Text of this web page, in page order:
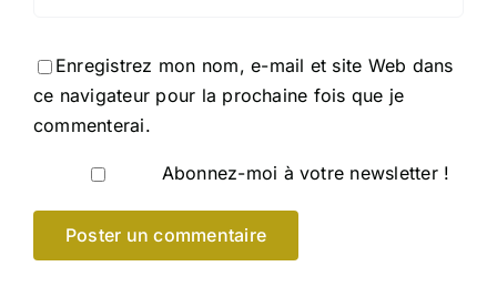
Enregistrez mon nom, e-mail et site Web dans
ce navigateur pour la prochaine fois que je
commenterai.
Abonnez-moi à votre newsletter !